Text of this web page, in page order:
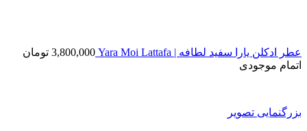
عطر ادکلن یارا سفید لطافه | Yara Moi Lattafa 3,800,000 تومان
اتمام موجودی
بزرگنمایی تصویر